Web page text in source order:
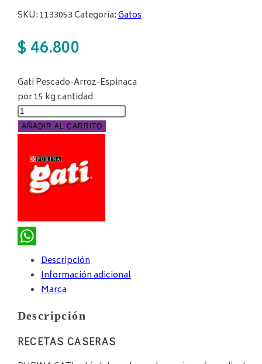
SKU: 1133053Categoría:Gatos
$46.800
Gati Pescado-Arroz-Espinaca
por 15 kg cantidad
AÑADIR AL CARRITO
WhatsApp
Descripción
Información adicional
Marca
Descripción
RECETAS CASERAS